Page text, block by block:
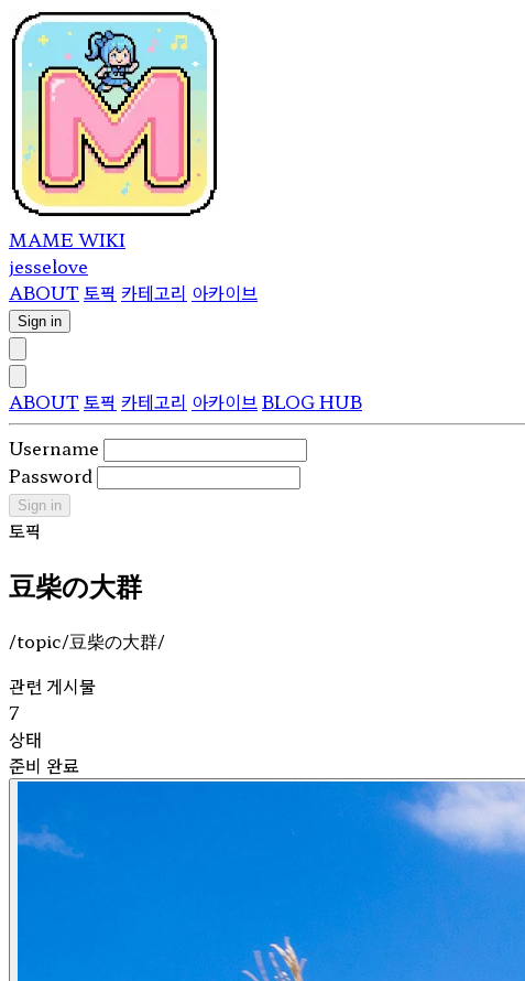
MAME WIKI
jesselove
ABOUT 토픽 카테고리 아카이브
Sign in
ABOUT 토픽 카테고리 아카이브BLOG HUB
Username
Password
Sign in
토픽
豆柴の大群
/topic/豆柴の大群/
관련 게시물
7
상태
준비 완료